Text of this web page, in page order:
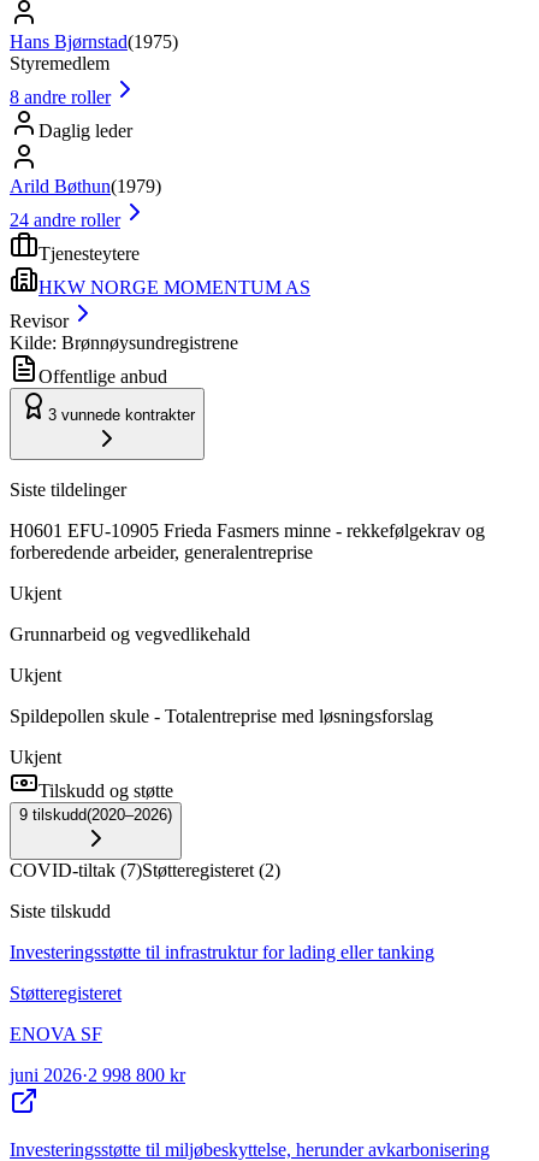
Hans Bjørnstad(1975)
Styremedlem
8 andre roller
Daglig leder
Arild Bøthun(1979)
24 andre roller
Tjenesteytere
HKW NORGE MOMENTUM AS
Revisor
Kilde: Brønnøysundregistrene
Offentlige anbud
3 vunnede kontrakter
Siste tildelinger
H0601 EFU-10905 Frieda Fasmers minne - rekkefølgekrav og
forberedende arbeider, generalentreprise
Ukjent
Grunnarbeid og vegvedlikehald
Ukjent
Spildepollen skule - Totalentreprise med løsningsforslag
Ukjent
Tilskudd og støtte
9 tilskudd(2020–2026)
COVID-tiltak (7)Støtteregisteret (2)
Siste tilskudd
Investeringsstøtte til infrastruktur for lading eller tanking
Støtteregisteret
ENOVA SF
juni 2026·2 998 800 kr
Investeringsstøtte til miljøbeskyttelse, herunder avkarbonisering